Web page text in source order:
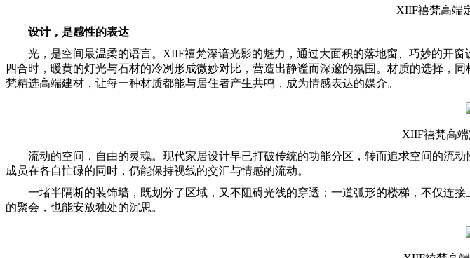
XIIF禧梵高端
设计，是感性的表达
光，是空间最温柔的语言。XIIF禧梵深谙光影的魅力，通过大面积的落地窗、巧妙的开
四合时，暖黄的灯光与石材的冷冽形成微妙对比，营造出静谧而深邃的氛围。材质的选择
梵精选高端建材，让每一种材质都能与居住者产生共鸣，成为情感表达的媒介。
XIIF禧梵高
流动的空间，自由的灵魂。现代家居设计早已打破传统的功能分区，转而追求空间的流
成员在各自忙碌的同时，仍能保持视线的交汇与情感的流动。
一堵半隔断的装饰墙，既划分了区域，又不阻碍光线的穿透；一道弧形的楼梯，不仅
的聚会，也能安放独处的沉思。